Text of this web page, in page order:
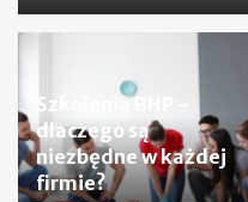
Szkolenia BHP –
dlaczego są
niezbędne w każdej
firmie?